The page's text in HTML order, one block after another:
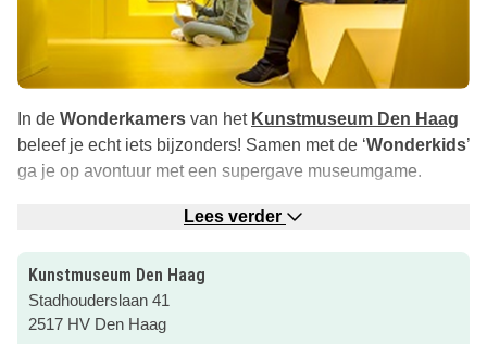
In de Wonderkamers van het Kunstmuseum Den Haag
beleef je echt iets bijzonders! Samen met de ‘Wonderkids’
ga je op avontuur met een supergave museumgame.
Met een tablet in je hand ga je in tweetallen op avontuur
Wonderkamers. Dans met Mondriaan, ontdek wat kunst
waard is, speel de geheel vernieuwde wonderkamer
Upof verkleed jezelf in de kamer
Lees verder
Kunstmuseum Den Haag
Stadhouderslaan 41
2517 HV Den Haag